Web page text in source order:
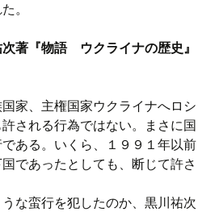
。
『物語 ウクライナの歴史』
家、主権国家ウクライナへロシ
される行為ではない。まさに国
ある。いくら、１９９１年以前
であったとしても、断じて許さ
な蛮行を犯したのか、黒川祐次